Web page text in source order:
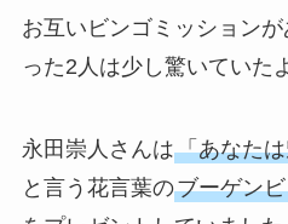
お互いビンゴミッション
った2人は少し驚いていた
永田崇人さんは「あなた
と言う花言葉のブーゲン